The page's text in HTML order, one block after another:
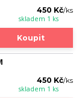
450 Kč/ks
skladem 1 ks
Koupit
450 Kč/ks
skladem 1 ks